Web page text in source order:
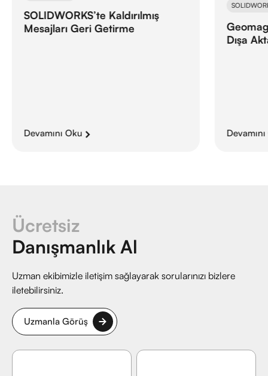
SOLIDWORKS’te Kaldırılmış
Mesajları Geri Getirme
Devamını Oku
Dışa
Ücretsiz
Danışmanlık Al
Uzman ekibimizle iletişim sağlayarak sorularınızı bizlere
iletebilirsiniz.
Uzmanla Görüş